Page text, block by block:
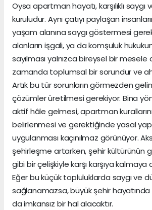
Oysa apartman hayatı, karşılıklı saygı
kuruludur. Aynı çatıyı paylaşan
yaşam alanına saygı göstermesi
alanların işgali, ya da komşuluk
sayılması yalnızca bireysel bir mesele
zamanda toplumsal bir sorundur ve
Artık bu tür sorunların görmezden
çözümler üretilmesi gerekiyor. Bina
aktif hâle gelmesi, apartman
belirlenmesi ve gerektiğinde yasal
uygulanması kaçınılmaz görünüyor.
şehirleşme artarken, şehir kültürünün
gibi bir çelişkiyle karşı karşıya
Eğer bu küçük topluluklarda saygı ve
sağlanamazsa, büyük şehir
da imkansız bir hal alacaktır.